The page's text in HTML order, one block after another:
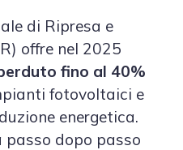
di Ripresa e
offre nel 2025
fino al 40%
fotovoltaici e
energetica.
passo dopo passo